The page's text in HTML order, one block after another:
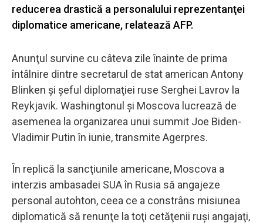
reducerea drastică a personalului reprezentanţei
diplomatice americane, relatează AFP.
Anunţul survine cu câteva zile înainte de prima
întâlnire dintre secretarul de stat american Antony
Blinken şi şeful diplomaţiei ruse Serghei Lavrov la
Reykjavik. Washingtonul şi Moscova lucrează de
asemenea la organizarea unui summit Joe Biden-
Vladimir Putin în iunie, transmite Agerpres.
În replică la sancţiunile americane, Moscova a
interzis ambasadei SUA în Rusia să angajeze
personal autohton, ceea ce a constrâns misiunea
diplomatică să renunţe la toţi cetăţenii ruşi angajaţi,